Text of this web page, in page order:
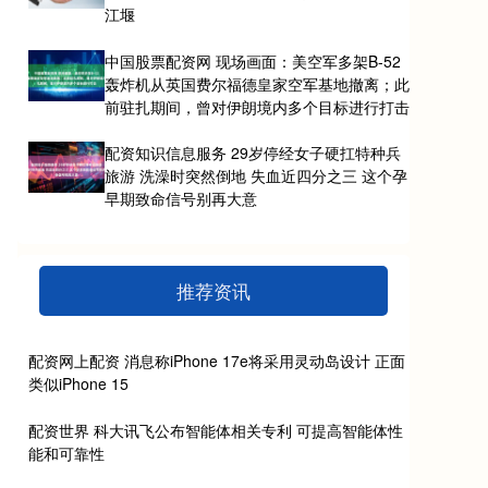
江堰
中国股票配资网 现场画面：美空军多架B-52
轰炸机从英国费尔福德皇家空军基地撤离；此
前驻扎期间，曾对伊朗境内多个目标进行打击
配资知识信息服务 29岁停经女子硬扛特种兵
旅游 洗澡时突然倒地 失血近四分之三 这个孕
早期致命信号别再大意
推荐资讯
配资网上配资 消息称iPhone 17e将采用灵动岛设计 正面
类似iPhone 15
配资世界 科大讯飞公布智能体相关专利 可提高智能体性
能和可靠性